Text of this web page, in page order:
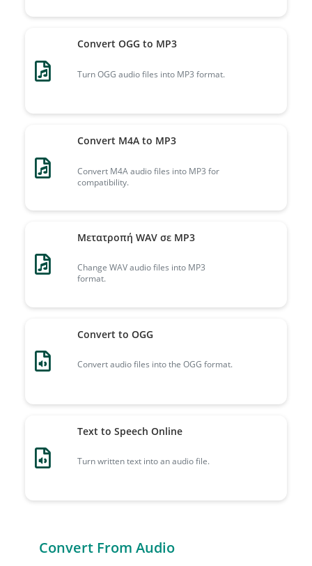
Convert OGG to MP3
Turn OGG audio files into MP3 format.
Convert M4A to MP3
Convert M4A audio files into MP3 for
compatibility.
Μετατροπή WAV σε MP3
Change WAV audio files into MP3
format.
Convert to OGG
Convert audio files into the OGG format.
Text to Speech Online
Turn written text into an audio file.
Convert From Audio